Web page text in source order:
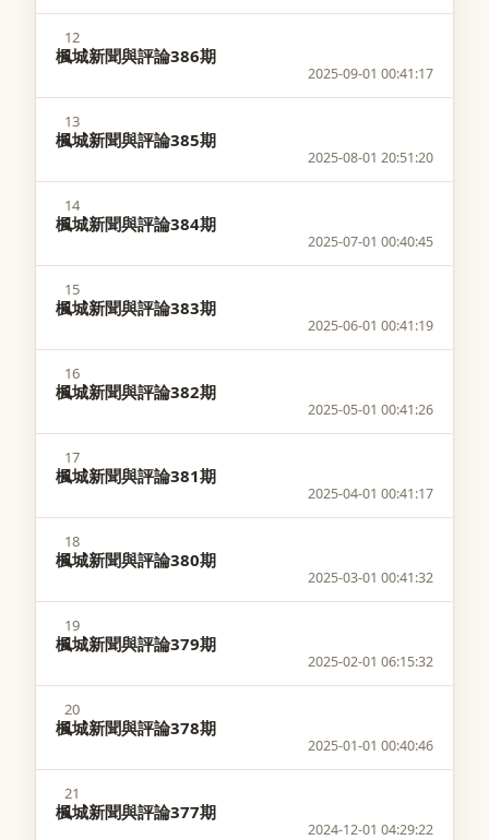
12
楓城新聞與評論386期
2025-09-01 00:41:17
13
楓城新聞與評論385期
2025-08-01 20:51:20
14
楓城新聞與評論384期
2025-07-01 00:40:45
15
楓城新聞與評論383期
2025-06-01 00:41:19
16
楓城新聞與評論382期
2025-05-01 00:41:26
17
楓城新聞與評論381期
2025-04-01 00:41:17
18
楓城新聞與評論380期
2025-03-01 00:41:32
19
楓城新聞與評論379期
2025-02-01 06:15:32
20
楓城新聞與評論378期
2025-01-01 00:40:46
21
楓城新聞與評論377期
2024-12-01 04:29:22